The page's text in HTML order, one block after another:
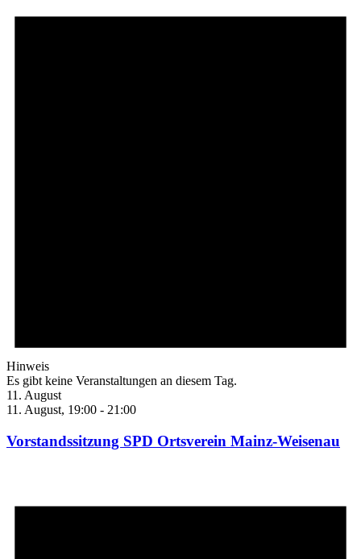
Hinweis
Es gibt keine Veranstaltungen an diesem Tag.
11. August
11. August, 19:00 - 21:00
Vorstandssitzung SPD Ortsverein Mainz-Weisenau